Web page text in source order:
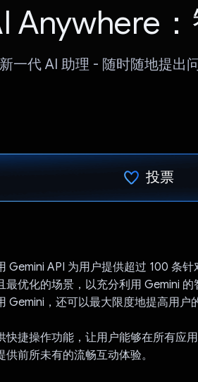
Anywhere
一代 AI 助理 - 随时随地提出
投票
Gemini API 为用户提供超过 100 条
最优化的场景，以充分利用 Gemini
Gemini，还可以最大限度地提高用户
快捷操作功能，让用户能够在所有应
前所未有的流畅互动体验。